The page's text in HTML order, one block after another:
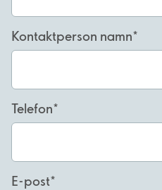
Kontaktperson namn
Telefon
E-post